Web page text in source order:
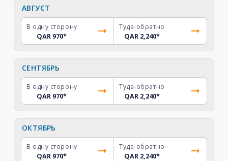
АВГУСТ
В одну сторону
QAR 970*
Туда-обратно
QAR 2,240*
СЕНТЯБРЬ
В одну сторону
QAR 970*
Туда-обратно
QAR 2,240*
ОКТЯБРЬ
В одну сторону
QAR 970*
Туда-обратно
QAR 2,240*